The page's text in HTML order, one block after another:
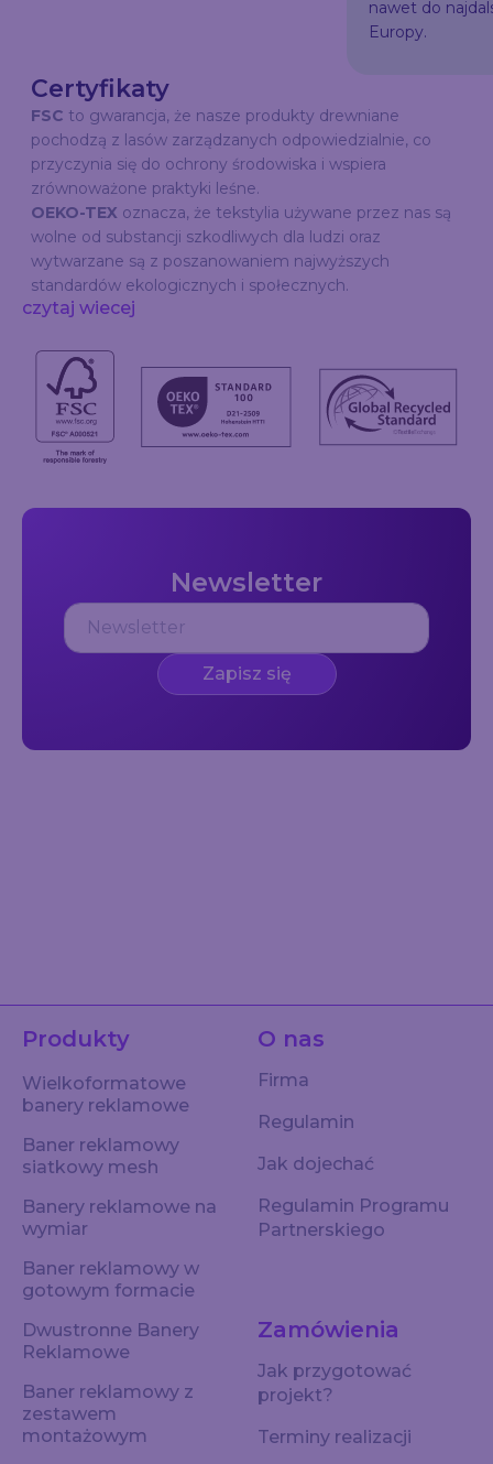
nawet do
Europy.
Certyfikaty
FSC to gwarancja, że nasze produkty drewniane
pochodzą z lasów zarządzanych odpowiedzialnie, co
przyczynia się do ochrony środowiska i wspiera
zrównoważone praktyki leśne.
OEKO-TEX oznacza, że tekstylia używane przez nas są
wolne od substancji szkodliwych dla ludzi oraz
wytwarzane są z poszanowaniem najwyższych
standardów ekologicznych i społecznych.
czytaj wiecej
Newsletter
Zapisz się
Produkty
Wielkoformatowe
banery reklamowe
Baner reklamowy
siatkowy mesh
Banery reklamowe na
wymiar
Baner reklamowy w
gotowym formacie
Dwustronne Banery
Reklamowe
Baner reklamowy z
zestawem
montażowym
O nas
Firma
Regulamin
Jak dojechać
Regulamin Programu
Partnerskiego
Zamówienia
Jak przygotować
projekt?
Terminy realizacji